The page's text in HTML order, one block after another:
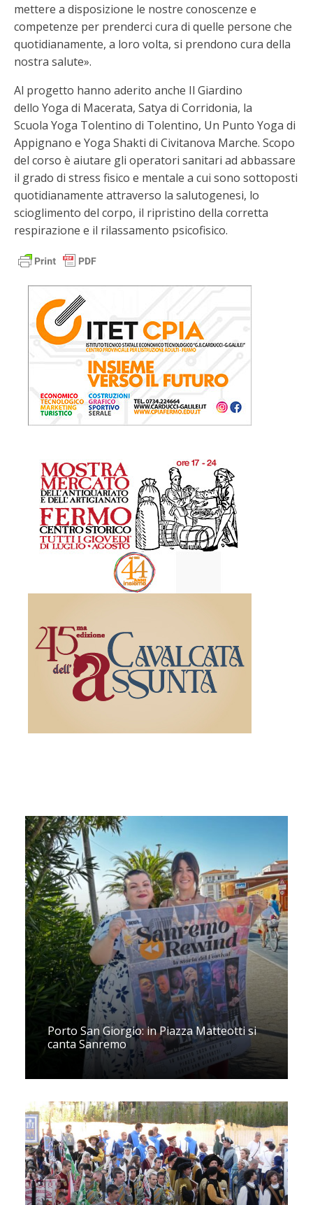
mettere a disposizione le nostre conoscenze e
competenze per prenderci cura di quelle persone che
quotidianamente, a loro volta, si prendono cura della
nostra salute».
Al progetto hanno aderito anche Il Giardino
dello Yoga di Macerata, Satya di Corridonia, la
Scuola Yoga Tolentino di Tolentino, Un Punto Yoga di
Appignano e Yoga Shakti di Civitanova Marche. Scopo
del corso è aiutare gli operatori sanitari ad abbassare
il grado di stress fisico e mentale a cui sono sottoposti
quotidianamente attraverso la salutogenesi, lo
scioglimento del corpo, il ripristino della corretta
respirazione e il rilassamento psicofisico.
Porto San Giorgio: in Piazza Matteotti si
canta Sanremo